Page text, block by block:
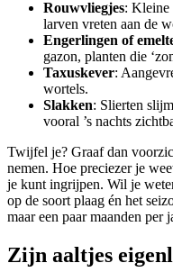
Rouwvliegjes: Kleine
larven vreten aan de
Engerlingen of
gazon, planten die
Taxuskever:
wortels.
Slakken: Slierten
vooral ’s nachts
Twijfel je? Graaf dan
nemen. Hoe preciezer je
je kunt ingrijpen. Wil je
op de soort plaag én het
maar een paar maanden per
Zijn aaltjes